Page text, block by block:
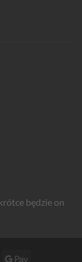
będzie on
Cash Google